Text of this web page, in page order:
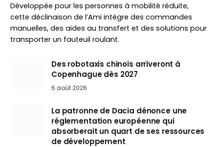
Développée pour les personnes à mobilité réduite,
cette déclinaison de l’Ami intègre des commandes
manuelles, des aides au transfert et des solutions pour
transporter un fauteuil roulant.
Des robotaxis chinois arriveront à
Copenhague dès 2027
6 août 2026
La patronne de Dacia dénonce une
réglementation européenne qui
absorberait un quart de ses ressources
de développement